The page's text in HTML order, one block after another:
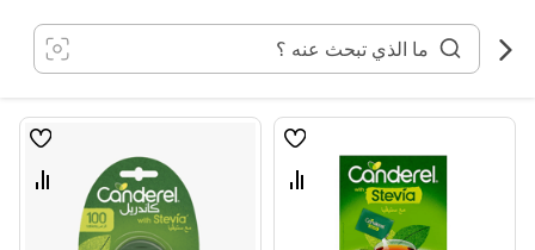
المحتوى
قائمة
قارن
قائمة
قارن